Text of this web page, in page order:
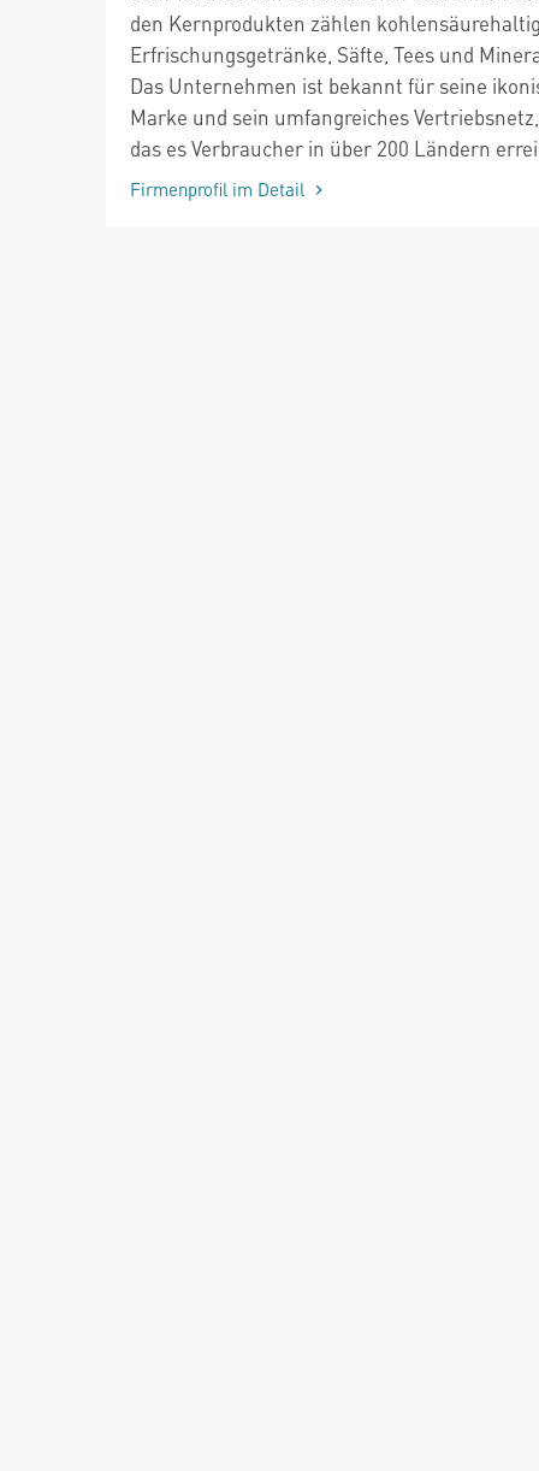
den Kernprodukten zählen
Erfrischungsgetränke, Säfte, Tees und
Das Unternehmen ist bekannt für seine
Marke und sein umfangreiches
das es Verbraucher in über 200 Ländern
Firmenprofil im Detail